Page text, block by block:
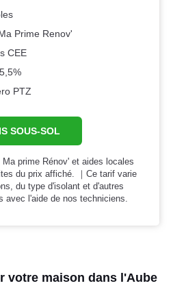
Prime Renov'
CEE
PTZ
SOUS-SOL
prime Rénov' et aides locales
du prix affiché. ｜Ce tarif varie
du type d'isolant et d'autres
avec l'aide de nos techniciens.
votre maison dans l'Aube